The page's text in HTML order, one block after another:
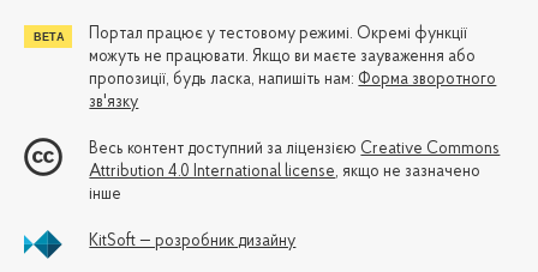
Портал працює у тестовому режимі. Окремі функції
можуть не працювати. Якщо ви маєте зауваження або
пропозиції, будь ласка, напишіть нам: Форма зворотного
зв'язку
Весь контент доступний за ліцензією Creative Commons
Attribution 4.0 International license, якщо не зазначено
інше
KitSoft — розробник дизайну